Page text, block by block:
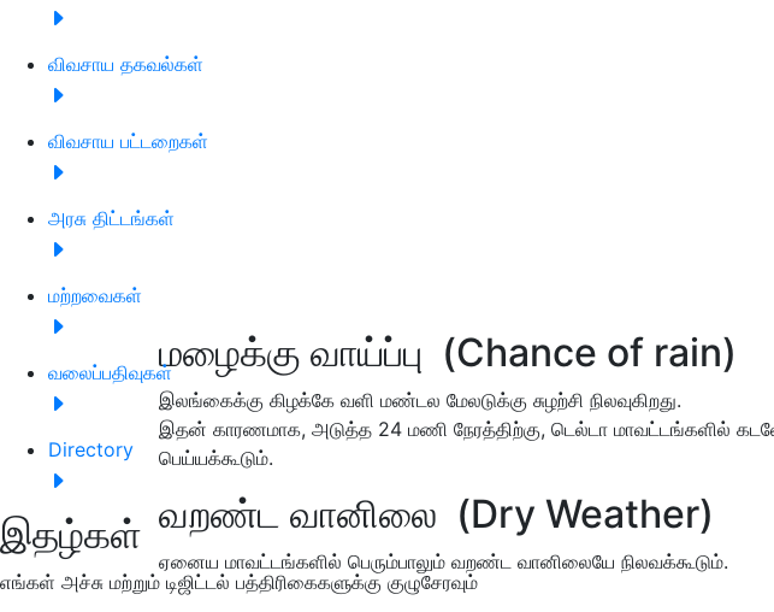
விவசாய தகவல்கள்
விவசாய பட்டறைகள்
அரசு திட்டங்கள்
மற்றவைகள்
வலைப்பதிவுகள்
Directory
இதழ்கள்
எங்கள் அச்சு மற்றும் டிஜிட்டல் பத்திரிகைகளுக்கு குழுசேரவும்
மழைக்கு வாய்ப்பு (Chance of rain)
இலங்கைக்கு கிழக்கே வளி மண்டல மேலடுக்கு சுழற்சி நிலவுகிறது.
இதன் காரணமாக, அடுத்த 24 மணி நேரத்திற்கு, டெல்டா மாவட்டங்களில்
பெய்யக்கூடும்.
வறண்ட வானிலை (Dry Weather)
ஏனைய மாவட்டங்களில் பெரும்பாலும் வறண்ட வானிலையே நிலவக்கூடும்.